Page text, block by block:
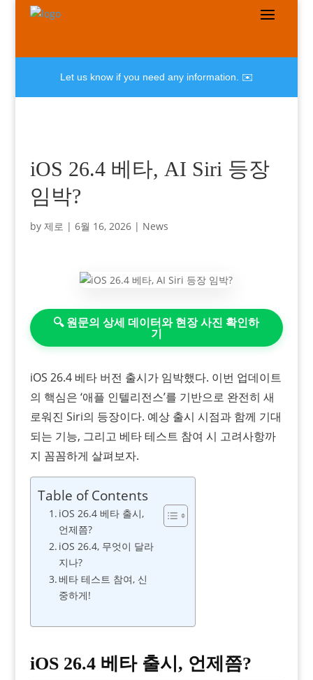
Let us know if you need any information. ✉️
iOS 26.4 베타, AI Siri 등장
임박?
by 제로 | 6월 16, 2026| News
🔍 원문의 상세 데이터와 현장 사진 확인하
기
iOS 26.4 베타 버전 출시가 임박했다. 이번 업데이트
의 핵심은 ‘애플 인텔리전스’를 기반으로 완전히 새
로워진 Siri의 등장이다. 예상 출시 시점과 함께 기대
되는 기능, 그리고 베타 테스트 참여 시 고려사항까
지 꼼꼼하게 살펴보자.
Table of Contents
iOS 26.4 베타 출시,
언제쯤?
iOS 26.4, 무엇이 달라
지나?
베타 테스트 참여, 신
중하게!
iOS 26.4 베타 출시, 언제쯤?